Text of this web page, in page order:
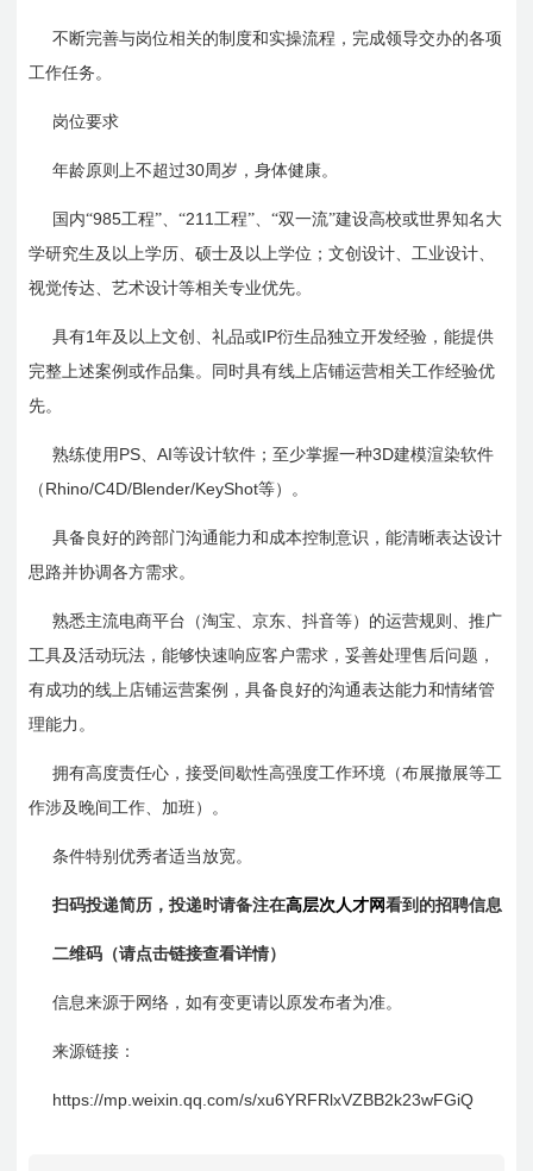
不断完善与岗位相关的制度和实操流程，完成领导交办的各项
工作任务。
岗位要求
年龄原则上不超过30周岁，身体健康。
国内“985工程”、“211 工程”、“双一流”建设高校或世界知名大
学研究生及以上学历、硕士及以上学位；文创设计、工业设计、
视觉传达、艺术设计等相关专业优先。
具有1年及以上文创、礼品或IP衍生品独立开发经验，能提供
完整上述案例或作品集。同时具有线上店铺运营相关工作经验优
先。
熟练使用 PS 、AI等设计软件；至少掌握一种3D建模渲染软件
（ Rhino/C4D/Blender/KeyShot等）。
具备良好的跨部门沟通能力和成本控制意识，能清晰表达设计
思路并协调各方需求。
熟悉主流电商平台（淘宝、京东、抖音等）的运营规则、推广
工具及活动玩法，能够快速响应客户需求，妥善处理售后问题，
有成功的线上店铺运营案例，具备良好的沟通表达能力和情绪管
理能力。
拥有高度责任心，接受间歇性高强度工作环境（布展撤展等工
作涉及晚间工作、加班）。
条件特别优秀者适当放宽。
扫码投递简历，投递时请备注在高层次人才网看到的招聘信息
二维码（请点击链接查看详情）
信息来源于网络，如有变更请以原发布者为准。
来源链接：
https://mp.weixin.qq.com/s/xu6YRFRlxVZBB2k23wFGiQ